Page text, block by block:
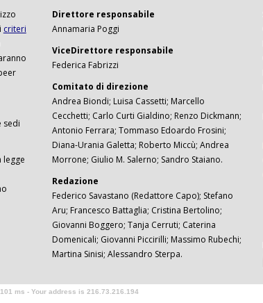
criteri
sedi
Direttore responsabile
Annamaria Poggi
ViceDirettore responsabile
Federica Fabrizzi
Comitato di direzione
Andrea Biondi; Luisa Cassetti; Marcello
Cecchetti; Carlo Curti Gialdino; Renzo Dickmann;
Antonio Ferrara; Tommaso Edoardo Frosini;
Diana-Urania Galetta; Roberto Miccù; Andrea
Morrone; Giulio M. Salerno; Sandro Staiano.
Redazione
Federico Savastano (Redattore Capo); Stefano
Aru; Francesco Battaglia; Cristina Bertolino;
Giovanni Boggero; Tanja Cerruti; Caterina
Domenicali; Giovanni Piccirilli; Massimo Rubechi;
Martina Sinisi; Alessandro Sterpa.
ms - Your address is 216.73.216.194